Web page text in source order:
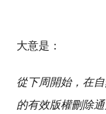
大意是：
從下周開始，在
的有效版權刪除通